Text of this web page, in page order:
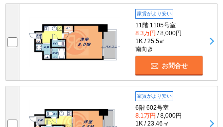
家賃がより安い
11階 1105号室
8.3万円 / 8,000円
1K / 25.5㎡
南向き
お問合せ
家賃がより安い
6階 602号室
8.1万円 / 8,000円
1K / 23.46㎡